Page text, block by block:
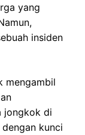
yang
insiden
mengambil
jongkok di
kunci